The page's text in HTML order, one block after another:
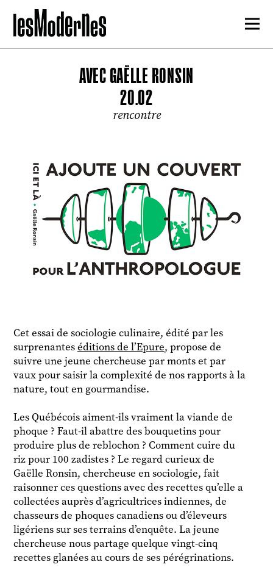
AVEC GAËLLE RONSIN
20.02
rencontre
Cet essai de sociologie culinaire, édité par les
surprenanteséditions de l’Epure, propose de
suivre une jeune chercheuse par monts et par
vaux pour saisir la complexité de nos rapports à la
nature, tout en gourmandise.
Les Québécois aiment-ils vraiment la viande de
phoque ? Faut-il abattre des bouquetins pour
produire plus de reblochon ? Comment cuire du
riz pour 100 zadistes ? Le regard curieux de
Gaëlle Ronsin, chercheuse en sociologie, fait
raisonner ces questions avec des recettes qu’elle a
collectées auprès d’agricultrices indiennes, de
chasseurs de phoques canadiens ou d’éleveurs
ligériens sur ses terrains d’enquête. La jeune
chercheuse nous partage quelque vingt-cinq
recettes glanées au cours de ses pérégrinations.